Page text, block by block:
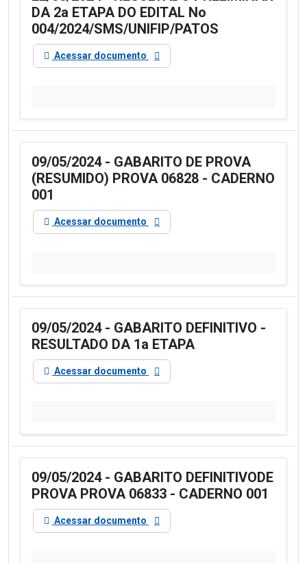
DA 2a ETAPA DO EDITAL No
004/2024/SMS/UNIFIP/PATOS
Acessar documento
09/05/2024 - GABARITO DE PROVA
(RESUMIDO) PROVA 06828 - CADERNO
001
Acessar documento
09/05/2024 - GABARITO DEFINITIVO -
RESULTADO DA 1a ETAPA
Acessar documento
09/05/2024 - GABARITO DEFINITIVODE
PROVA PROVA 06833 - CADERNO 001
Acessar documento